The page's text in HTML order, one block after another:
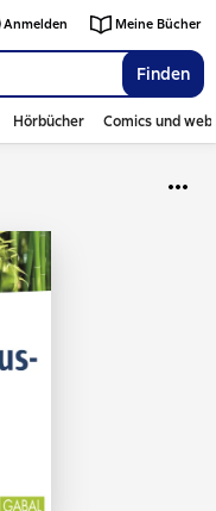
Finden
Anmelden Meine Bücher
Hörbücher Comics und